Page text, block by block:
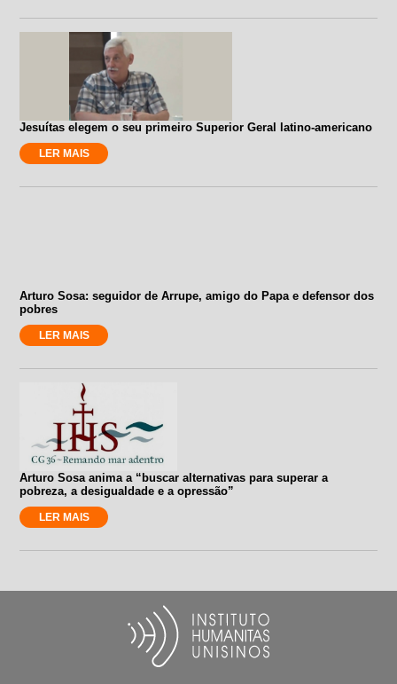
Jesuítas elegem o seu primeiro Superior Geral latino-americano
LER MAIS
Arturo Sosa: seguidor de Arrupe, amigo do Papa e defensor dos
pobres
LER MAIS
Arturo Sosa anima a “buscar alternativas para superar a
pobreza, a desigualdade e a opressão”
LER MAIS